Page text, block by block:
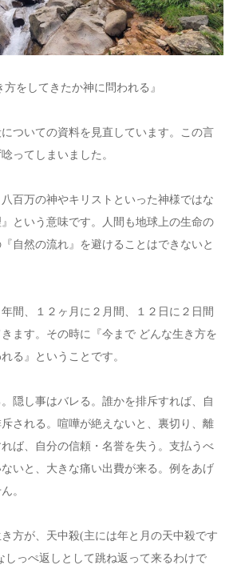
方をしてきたか神に問われる』
ついての資料を見直しています。この言
ってしまいました。
八百万の神やキリストといった神様ではな
という意味です。人間も地球上の生命の
自然の流れ』を避けることはできないと
間、１２ヶ月に２月間、１２日に２日間
ます。その時に『今まで どんな生き方を
る』ということです。
隠し事はバレる。誰かを排斥すれば、自
される。喧嘩が絶えないと、裏切り、離
ば、自分の信頼・名誉を失う。支払うべ
いと、大きな痛い出費が来る。例をあげ
。
方が、天中殺(主には年と月の天中殺です
しっぺ返しとして跳ね返って来るわけで